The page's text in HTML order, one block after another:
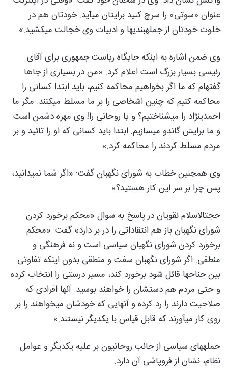
عنوان «سوتی» را سرچ کنید برایتان میآید. خودتان هم در
خلوت خودتان از جملهبندیها و ادبیات وی خجالت میکشید.»
وی ضمن اشاره به اینکه جایگاه ریاست جمهوری برای آقای
رئیسی بسیار بزرگ است اعلام کرد: «من در بسیاری از جاها
گفتهام که ما اگر بخواهیم محاکمه کنیم، باید ابتدا کسانی را
محاکمه کنیم که چنین اشخاصی را بر ما مسلط میکنند. مگر ما
احمدینژاد را میشناختیم؟ و یا روحانی را! وی مهره دشمن است
و ما برایش گاندو میسازیم. ابتدا باید کسانی که او را تائید و بر
مردم مسلط کردند را محاکمه کرد.»
وی همچنین خطاب به شورای نگهبان گفت: «اگر شما نمیدانید،
پس چرا بر سر این کار هستید؟»
حجتالاسلام نقویان در پاسخ به سوال «محکم برخورد کردن
شورای نگهبان باز هم انتقاداتی را در بر دارد» گفت: «محکم
برخورد کردن شورای نگهبان سیاسی است و نه فرهنگی و
منطقی. اگر شورای نگهبان سفت و منطقی بدون اینکه تفاوتی
بین جناحها قائل شود برخورد کند، مسیر درستی را انتخاب کرده
و حتی مردم هم دستشان را خواهند بوسید. آنها افرادی که
صلاحیت دارند را رد کرده و آنهایی که خودشان میخواهند را بر
روی کار میآورند که قابل قیاس با یکدیگر نیستند.»
حملههای سیاسی از جانب روحانیون بر علیه یکدیگر و عوامل
نظام، نشان از فروپاشی آن دارد.